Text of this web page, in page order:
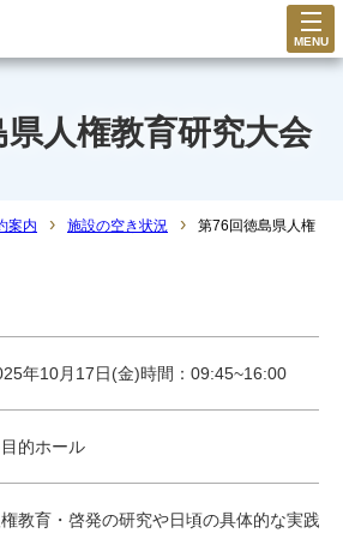
MENU
人権教育研究大会
案内 › 施設の空き状況 › 第76回徳島県人権
年10月17日(金)時間：09:45~16:00
的ホール
権教育・啓発の研究や日頃の具体的な実践